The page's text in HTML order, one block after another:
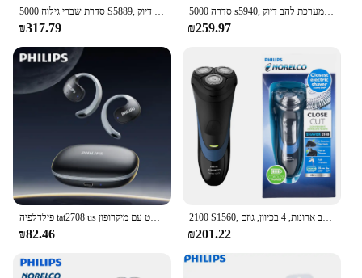
סדרת שברי גילוח 5000 S5889, רטוב ויבש, ללא אריזה מקורית, ללא אריזה מקורית, תשלום מהיר, להבים מדויקים סטילהבי דיוק
₪317.79
סדרה 5000 s5940, ללא אריזה מקורית, ראשי להבים, מערכת להב דיוק
₪259.97
פילדלפיה tat2708 us אלחוטית אוזניות רעש ביטול רעשי משחק אוזניות סיבולת ארוכה עמיד למים ספורט עם מיקרופון
₪82.46
2100 S1560, רטוב/יבש, מערכת להב ארונות, רטובות/יבש, מערכת להב ארונות, 4 בכיוון, גוזם
₪201.22